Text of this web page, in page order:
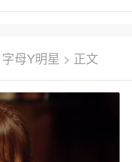
字母Y明星 > 正文